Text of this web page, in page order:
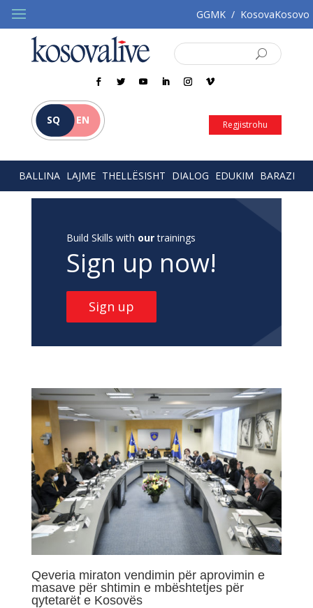
GGMK / KosovaKosovo
SQ EN Regjistrohu
BALLINA LAJME THELLËSISHT DIALOG EDUKIM BARAZI
Build Skills with ourtrainings
Sign up now!
Sign up
Qeveria miraton vendimin për aprovimin e
masave për shtimin e mbështetjes për
qytetarët e Kosovës